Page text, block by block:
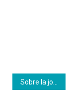
Sobre la jornada laboral de los aprendices